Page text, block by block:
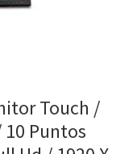
Touch /
Puntos